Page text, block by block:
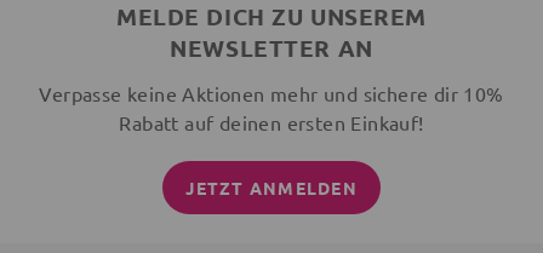
MELDE DICH ZU UNSEREM
NEWSLETTER AN
Verpasse keine Aktionen mehr und sichere dir 10%
Rabatt auf deinen ersten Einkauf!
JETZT ANMELDEN